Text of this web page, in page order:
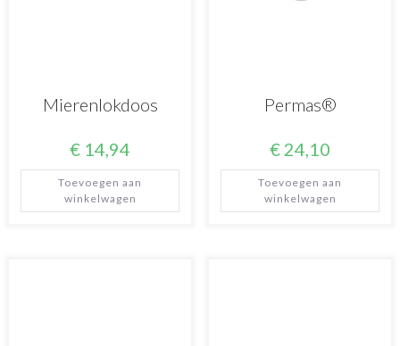
Mierenlokdoos
€ 14,94
Toevoegen aan
winkelwagen
Permas®
€ 24,10
Toevoegen aan
winkelwagen